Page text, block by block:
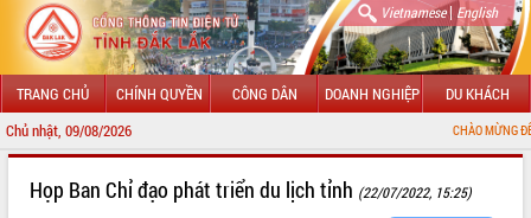
Vietnamese| English
TRANG CHỦ CHÍNH QUYỀN CÔNG DÂN DOANH NGHIỆP DU KHÁCH
Chủ nhật, 09/08/2026 CHÀO MỪNG ĐẾN VỚI CỔNG
Họp Ban Chỉ đạo phát triển du lịch tỉnh (22/07/2022, 15:25)